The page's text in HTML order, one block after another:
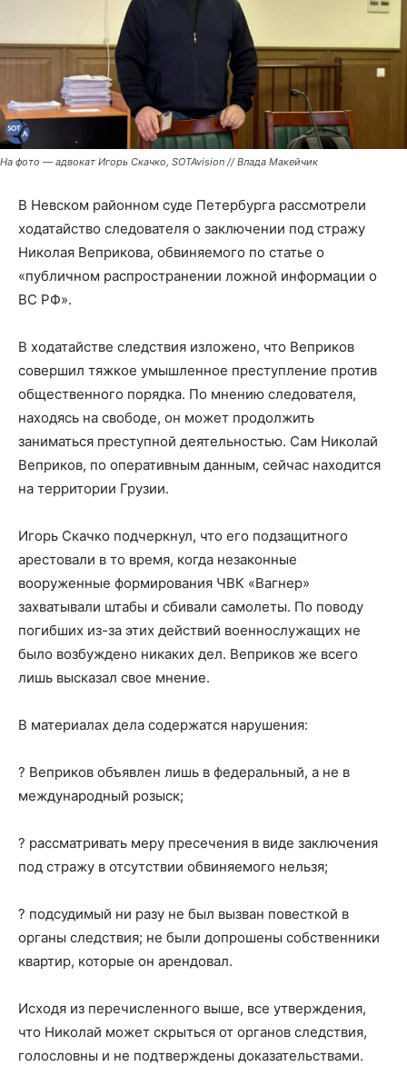
На фото — адвокат Игорь Скачко, SOTAvision // Влада Макейчик
В Невском районном суде Петербурга рассмотрели
ходатайство следователя о заключении под стражу
Николая Веприкова, обвиняемого по статье о
«публичном распространении ложной информации о
ВС РФ».
В ходатайстве следствия изложено, что Веприков
совершил тяжкое умышленное преступление против
общественного порядка. По мнению следователя,
находясь на свободе, он может продолжить
заниматься преступной деятельностью. Сам Николай
Веприков, по оперативным данным, сейчас находится
на территории Грузии.
Игорь Скачко подчеркнул, что его подзащитного
арестовали в то время, когда незаконные
вооруженные формирования ЧВК «Вагнер»
захватывали штабы и сбивали самолеты. По поводу
погибших из-за этих действий военнослужащих не
было возбуждено никаких дел. Веприков же всего
лишь высказал свое мнение.
В материалах дела содержатся нарушения:
? Веприков объявлен лишь в федеральный, а не в
международный розыск;
? рассматривать меру пресечения в виде заключения
под стражу в отсутствии обвиняемого нельзя;
? подсудимый ни разу не был вызван повесткой в
органы следствия; не были допрошены собственники
квартир, которые он арендовал.
Исходя из перечисленного выше, все утверждения,
что Николай может скрыться от органов следствия,
голословны и не подтверждены доказательствами.